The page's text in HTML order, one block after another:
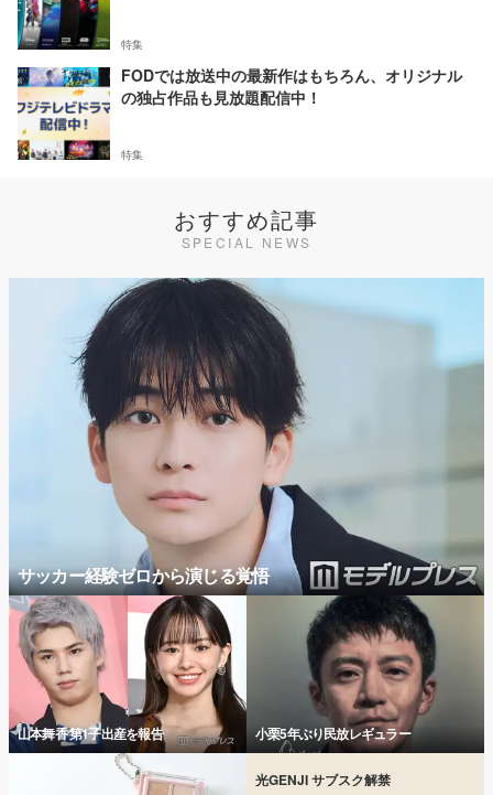
特集
FODでは放送中の最新作はもちろん、オリジナル
の独占作品も見放題配信中！
特集
おすすめ記事
SPECIAL NEWS
サッカー経験ゼロから演じる覚悟
山本舞香 第1子出産を報告 小栗5年ぶり民放レギュラー
光GENJI サブスク解禁